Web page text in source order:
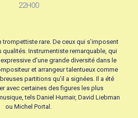
22H00
trompettiste rare. De ceux qui s’imposent
qualités. Instrumentiste remarquable, qui
d’une grande diversité dans le
et arrangeur talentueux comme
partitions qu’il a signées. Il a été
avec certaines des figures les plus
tels Daniel Humair, David Liebman
ou Michel Portal.